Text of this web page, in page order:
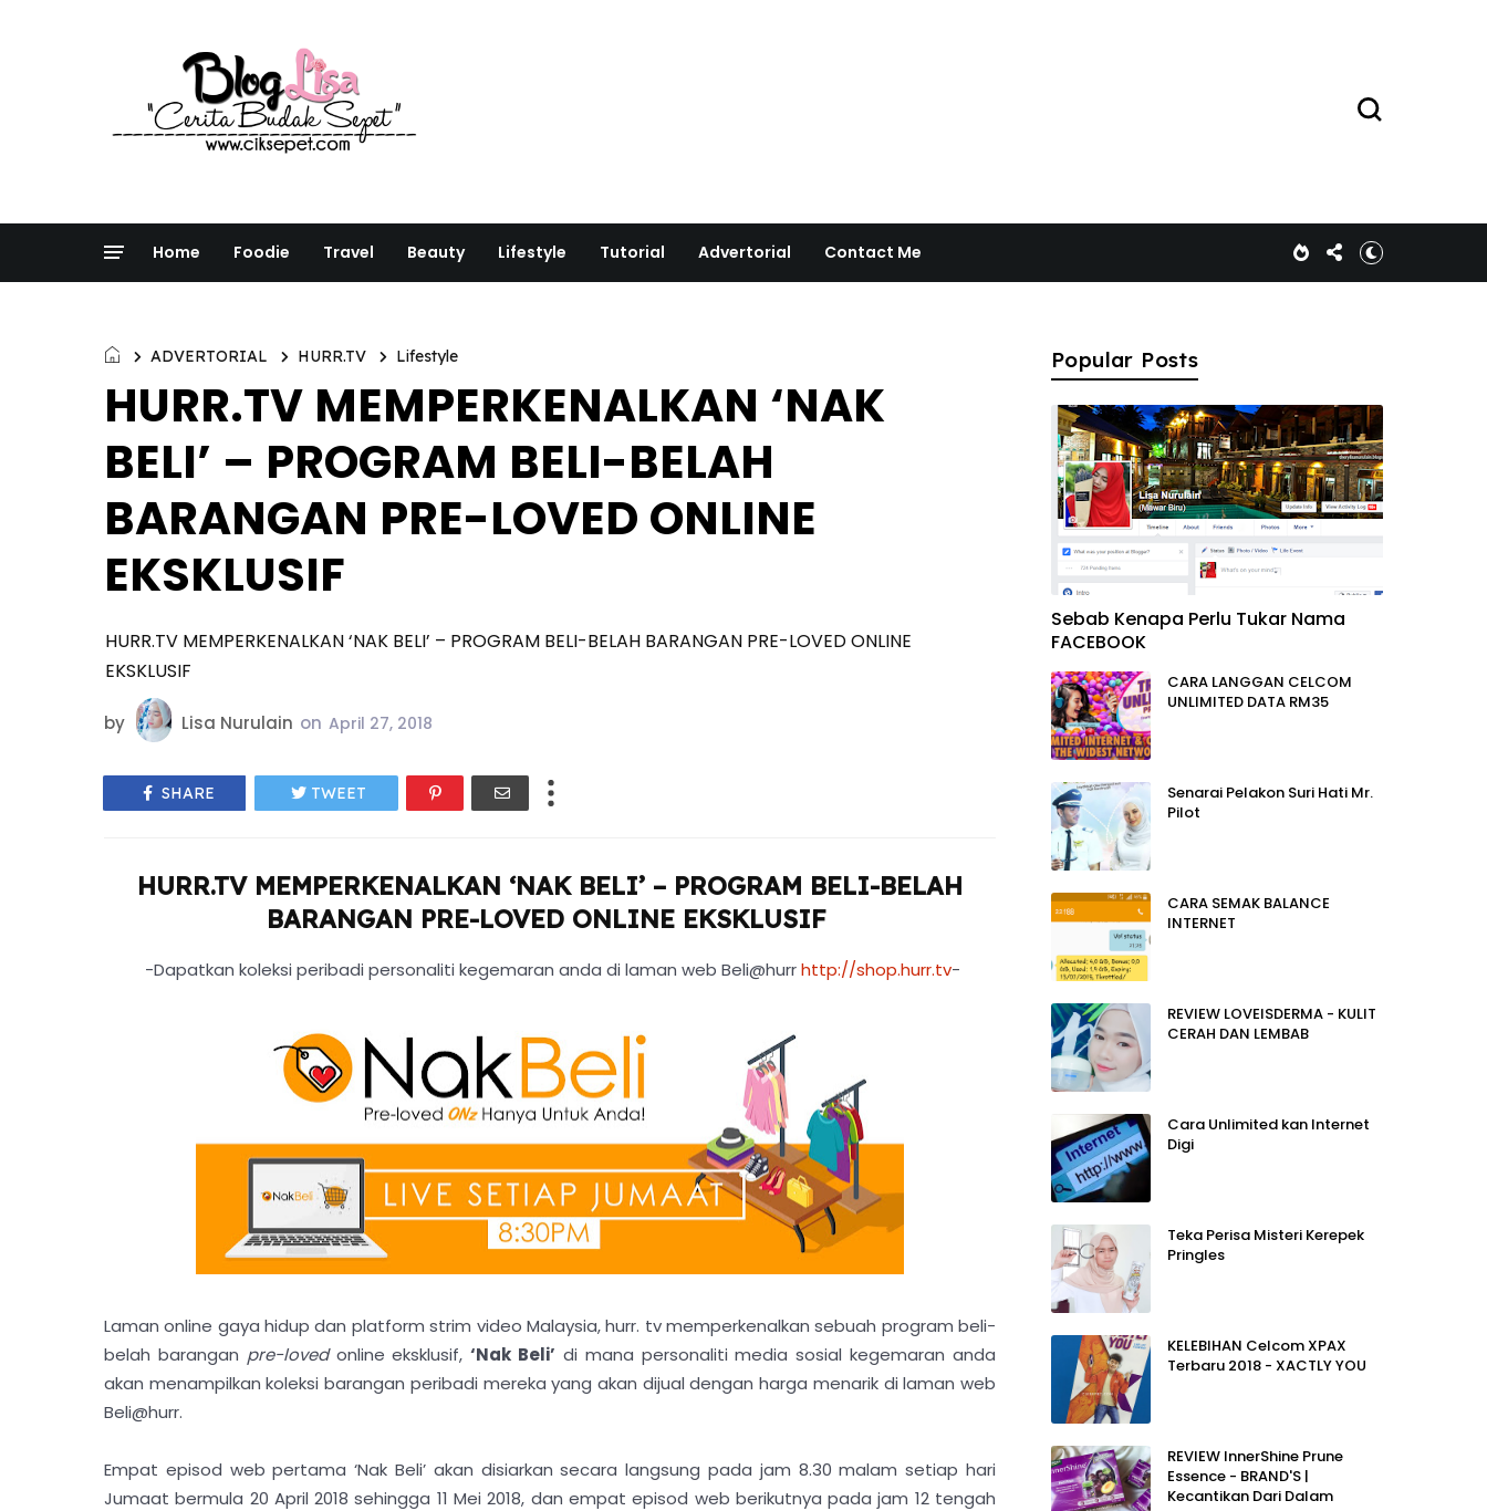
Home Foodie Travel Beauty Lifestyle Tutorial Advertorial Contact Me
ADVERTORIAL HURR.TV Lifestyle
HURR.TV MEMPERKENALKAN ‘NAK
BELI’ – PROGRAM BELI-BELAH
BARANGAN PRE-LOVED ONLINE
EKSKLUSIF
HURR.TV MEMPERKENALKAN ‘NAK BELI’ – PROGRAM BELI-BELAH BARANGAN PRE-LOVED ONLINE
EKSKLUSIF
by Lisa Nurulain on April 27, 2018
SHARE TWEET
HURR.TV MEMPERKENALKAN ‘NAK BELI’ – PROGRAM BELI-BELAH
BARANGAN PRE-LOVED ONLINE EKSKLUSIF
-Dapatkan koleksi peribadi personaliti kegemaran anda di laman web Beli@hurrhttp://shop.hurr.tv-
Laman online gaya hidup dan platform strim video Malaysia, hurr. tv memperkenalkan sebuah program beli-
belah barangan pre-lovedonline eksklusif,‘Nak Beli’ di mana personaliti media sosial kegemaran anda
akan menampilkan koleksi barangan peribadi mereka yang akan dijual dengan harga menarik di laman web
Beli@hurr.
Empat episod web pertama ‘Nak Beli’ akan disiarkan secara langsung pada jam 8.30 malam setiap hari
Jumaat bermula 20 April 2018 sehingga 11 Mei 2018, dan empat episod web berikutnya pada jam 12 tengah
Popular Posts
Sebab Kenapa Perlu Tukar Nama
FACEBOOK
CARA LANGGAN CELCOM
UNLIMITED DATA RM35
Senarai Pelakon Suri Hati Mr.
Pilot
CARA SEMAK BALANCE
INTERNET
REVIEW LOVEISDERMA - KULIT
CERAH DAN LEMBAB
Cara Unlimited kan Internet
Digi
Teka Perisa Misteri Kerepek
Pringles
KELEBIHAN Celcom XPAX
Terbaru 2018 - XACTLY YOU
REVIEW InnerShine Prune
Essence - BRAND'S |
Kecantikan Dari Dalam